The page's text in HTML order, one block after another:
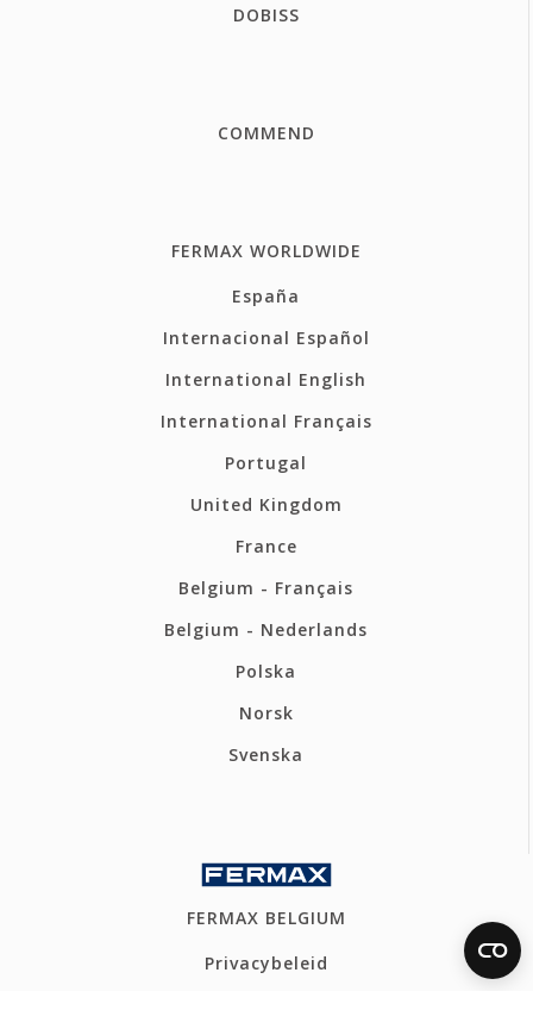
DOBISS
COMMEND
FERMAX WORLDWIDE
España
Internacional Español
International English
International Français
Portugal
United Kingdom
France
Belgium - Français
Belgium - Nederlands
Polska
Norsk
Svenska
FERMAX BELGIUM
Privacybeleid